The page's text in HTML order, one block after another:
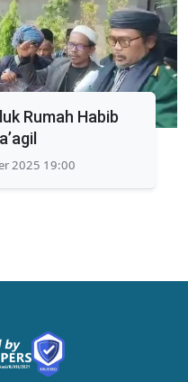
Rumah Habib
2025 19:00